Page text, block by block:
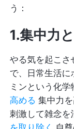
う：
1.集中力
やる気を起こさ
で、日常生活
ミンという化学
高める 集中力
刺激して雑念を